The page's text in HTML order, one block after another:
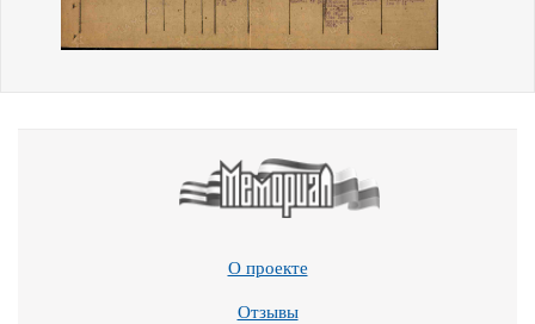
О проекте
Отзывы